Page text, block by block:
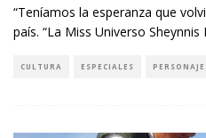
“Teníamos la esperanza que
país. “La Miss Universo
CULTURA ESPECIALES